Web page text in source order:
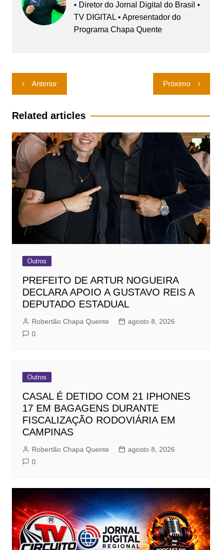
• Diretor do Jornal Digital do Brasil •
TV DIGITAL • Apresentador do
Programa Chapa Quente
Navegação
de
Post
Anterior Próximo
Related articles
Outros
PREFEITO DE ARTUR NOGUEIRA
DECLARA APOIO A GUSTAVO REIS A
DEPUTADO ESTADUAL
Robertão Chapa Quente
agosto 8, 2026
0
Outros
CASAL É DETIDO COM 21 IPHONES
17 EM BAGAGENS DURANTE
FISCALIZAÇÃO RODOVIÁRIA EM
CAMPINAS
Robertão Chapa Quente
agosto 8, 2026
0